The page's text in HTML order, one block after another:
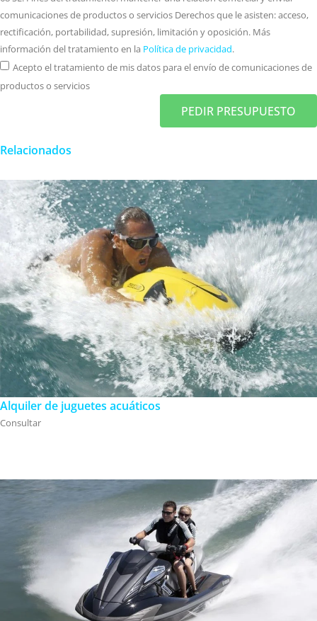
comunicaciones de productos o servicios Derechos que le asisten: acceso,
rectificación, portabilidad, supresión, limitación y oposición. Más
información del tratamiento en la Política de privacidad.
Acepto el tratamiento de mis datos para el envío de comunicaciones de
productos o servicios
PEDIR PRESUPUESTO
Relacionados
Alquiler de juguetes acuáticos
Consultar